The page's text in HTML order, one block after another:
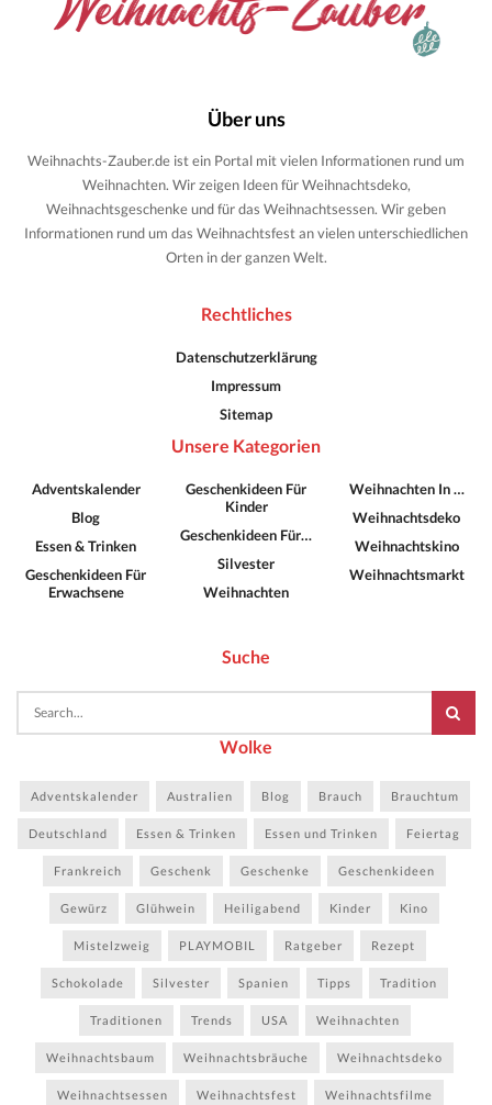
Über uns
Weihnachts-Zauber.de ist ein Portal mit vielen Informationen rund um
Weihnachten. Wir zeigen Ideen für Weihnachtsdeko,
Weihnachtsgeschenke und für das Weihnachtsessen. Wir geben
Informationen rund um das Weihnachtsfest an vielen unterschiedlichen
Orten in der ganzen Welt.
Rechtliches
Datenschutzerklärung
Impressum
Sitemap
Unsere Kategorien
Adventskalender
Blog
Essen & Trinken
Geschenkideen Für
Erwachsene
Geschenkideen Für
Kinder
Geschenkideen Für…
Silvester
Weihnachten
Weihnachten In …
Weihnachtsdeko
Weihnachtskino
Weihnachtsmarkt
Suche
Wolke
Adventskalender Australien Blog Brauch Brauchtum
Deutschland Essen & Trinken Essen und Trinken Feiertag
Frankreich Geschenk Geschenke Geschenkideen
Gewürz Glühwein Heiligabend Kinder Kino
Mistelzweig PLAYMOBIL Ratgeber Rezept
Schokolade Silvester Spanien Tipps Tradition
Traditionen Trends USA Weihnachten
Weihnachtsbaum Weihnachtsbräuche Weihnachtsdeko
Weihnachtsessen Weihnachtsfest Weihnachtsfilme